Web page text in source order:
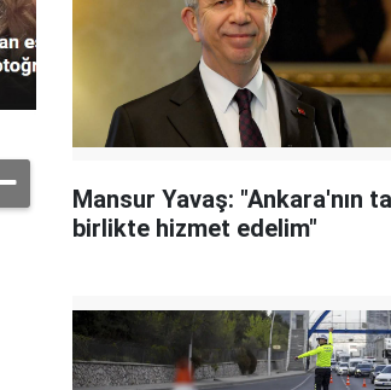
Mansur Yavaş: "Ankara'nın
birlikte hizmet edelim"